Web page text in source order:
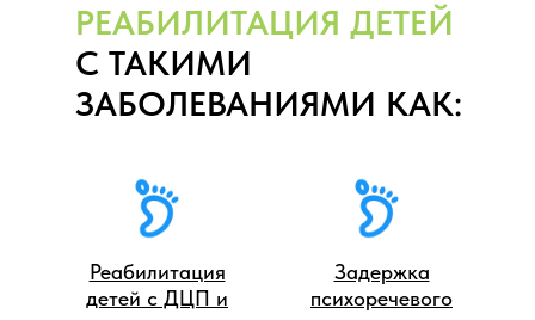
РЕАБИЛИТАЦИЯ ДЕТЕЙ
С ТАКИМИ
ЗАБОЛЕВАНИЯМИ КАК:
Реабилитация
детей с ДЦП и
Задержка
психоречевого